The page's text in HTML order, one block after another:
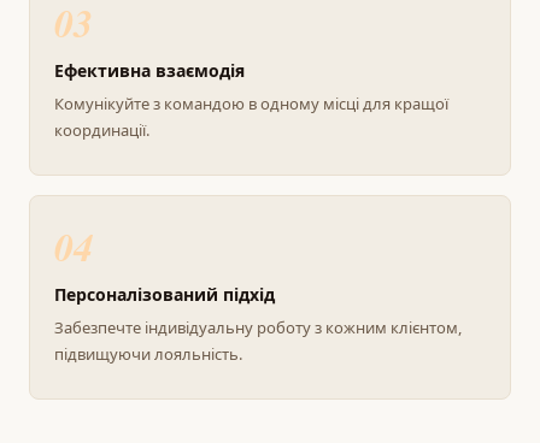
03
Ефективна взаємодія
Комунікуйте з командою в одному місці для кращої
координації.
04
Персоналізований підхід
Забезпечте індивідуальну роботу з кожним клієнтом,
підвищуючи лояльність.